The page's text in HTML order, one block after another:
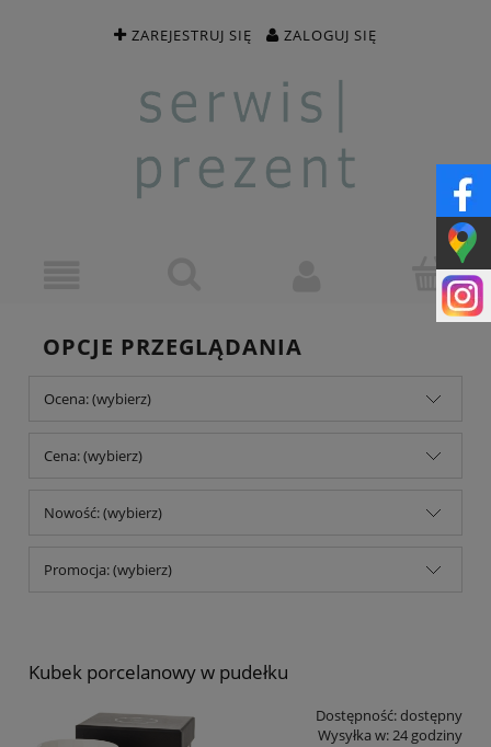
ZAREJESTRUJ SIĘ ZALOGUJ SIĘ
OPCJE PRZEGLĄDANIA
Ocena: (wybierz)
Cena: (wybierz)
Nowość: (wybierz)
Promocja: (wybierz)
Kubek porcelanowy w pudełku
Dostępność:dostępny
Wysyłka w:24 godziny